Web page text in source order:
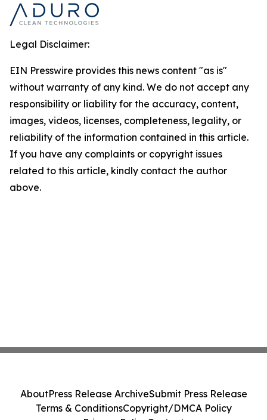
Legal Disclaimer:
EIN Presswire provides this news content "as is"
without warranty of any kind. We do not accept any
responsibility or liability for the accuracy, content,
images, videos, licenses, completeness, legality, or
reliability of the information contained in this article.
If you have any complaints or copyright issues
related to this article, kindly contact the author
above.
AboutPress Release ArchiveSubmit Press Release
Terms & ConditionsCopyright/DMCA Policy